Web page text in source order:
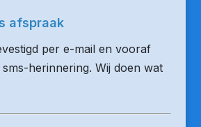
afspraak
per e-mail en vooraf
herinnering. Wij doen wat